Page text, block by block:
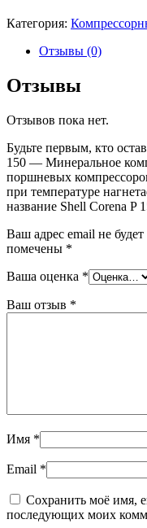
Категория:
Отзывы (0)
Отзывы
Отзывов пока нет.
Будьте первым, кто
150 — Минеральное
поршневых
при температуре
название Shell Corena P
Ваш адрес email не
помечены *
Ваша оценка *
Ваш отзыв *
Имя *
Email *
Сохранить моё имя,
последующих моих